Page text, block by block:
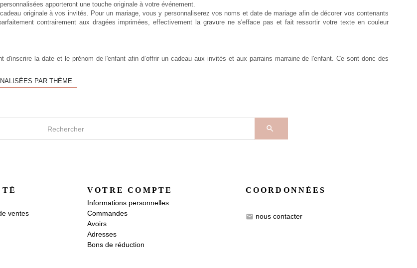
apporteront une touche originale à votre événement.
originale à vos invités. Pour un mariage, vous y personnaliserez vos noms et date de mariage afin de décorer vos contenants
contrairement aux dragées imprimées, effectivement la gravure ne s'efface pas et fait ressortir votre texte en couleur
d'inscrire la date et le prénom de l'enfant afin d’offrir un cadeau aux invités et aux parrains marraine de l'enfant. Ce sont donc des
PAR THÈME

ventes
VOTRE COMPTE
Informations personnelles
Commandes
Avoirs
Adresses
Bons de réduction
COORDONNÉES
email nous contacter